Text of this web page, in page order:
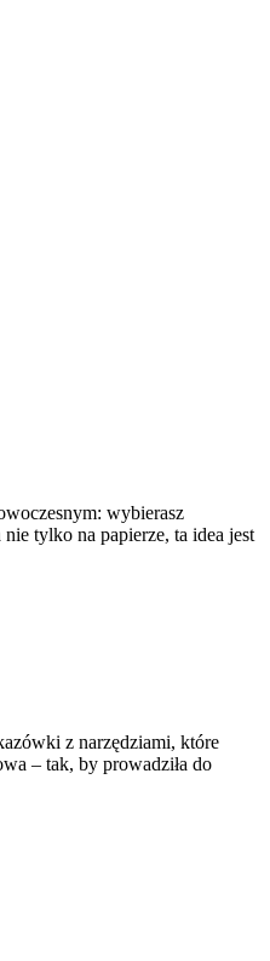
wybierasz
tylko na papierze, ta idea jest
z narzędziami, które
– tak, by prowadziła do